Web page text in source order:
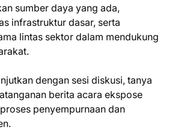
sumber daya yang ada,
infrastruktur dasar, serta
lintas sektor dalam mendukung
dengan sesi diskusi, tanya
berita acara ekspose
penyempurnaan dan